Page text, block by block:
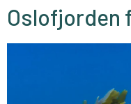
Oslofjorden